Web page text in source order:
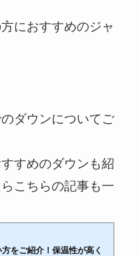
におすすめのジャ
ダウンについてご
すめのダウンも紹
こちらの記事も一
をご紹介！保温性が高く